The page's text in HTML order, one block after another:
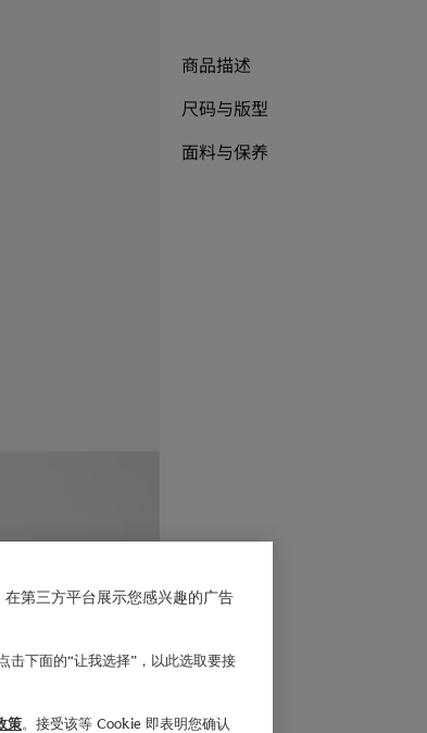
商品描述
尺码与版型
面料与保养
第三方平台展示您感兴趣的广告
击下面的“让我选择”，以此选取要接
策。接受该等 Cookie 即表明您确认